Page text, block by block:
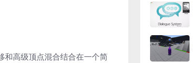
高级顶点混合结合在一个简